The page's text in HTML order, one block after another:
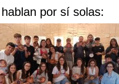
hablan por sí solas: